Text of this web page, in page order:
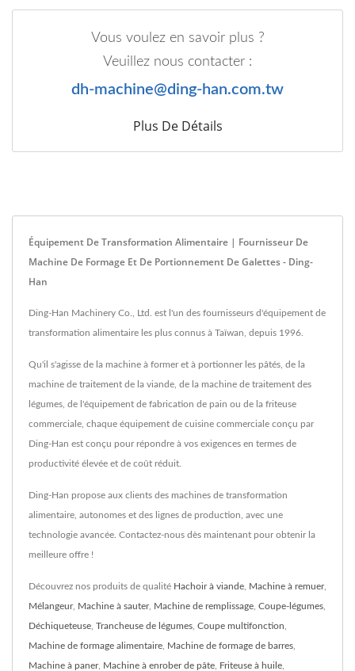
Vous voulez en savoir plus ?
Veuillez nous contacter :
dh-machine@ding-han.com.tw
Plus De Détails
Équipement De Transformation Alimentaire | Fournisseur De
Machine De Formage Et De Portionnement De Galettes - Ding-
Han
Ding-Han Machinery Co., Ltd. est l'un des fournisseurs d'équipement de
transformation alimentaire les plus connus à Taïwan, depuis 1996.
Qu'il s'agisse de la machine à former et à portionner les pâtés, de la
machine de traitement de la viande, de la machine de traitement des
légumes, de l'équipement de fabrication de pain ou de la friteuse
commerciale, chaque équipement de cuisine commerciale conçu par
Ding-Han est conçu pour répondre à vos exigences en termes de
productivité élevée et de coût réduit.
Ding-Han propose aux clients des machines de transformation
alimentaire, autonomes et des lignes de production, avec une
technologie avancée. Contactez-nous dès maintenant pour obtenir la
meilleure offre !
Découvrez nos produits de qualité Hachoir à viande Machine à remuer,
Mélangeur, Machine à sauter, Machine de remplissage Coupe-légumes
Déchiqueteuse Trancheuse de légumes Coupe multifonction
Machine de formage alimentaire Machine de formage de barres
Machine à paner, Machine à enrober de pâte Friteuse à huile